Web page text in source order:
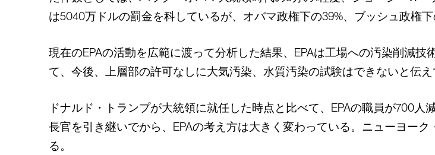
は5040万ドルの罰金を科しているが、オバマ政権下の39%、ブッシュ政権下
現在のEPAの活動を広範に渡って分析した結果、EPAは工場への汚染削減
て、今後、上層部の許可なしに大気汚染、水質汚染の試験はできないと伝え
ドナルド・トランプが大統領に就任した時点と比べて、EPAの職員が700
長官を引き継いでから、EPAの考え方は大きく変わっている。ニューヨーク
る。